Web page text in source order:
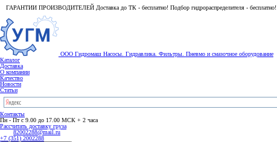
ГАРАНТИИ ПРОИЗВОДИТЕЛЕЙ Доставка до ТК - бесплатно! Подбор гидрораспределителя - бесплатно!
ООО Гидромаш Насосы. Гидравлика. Фильтры. Пневмо и смазочное оборудование
Каталог
Доставка
О компании
Качество
Новости
Статьи
Контакты
Пн - Пт с 9.00 до 17.00 МСК + 2 часа
Рассчитать доставку груза
82002288@mail.ru
+7 (351) 2002288